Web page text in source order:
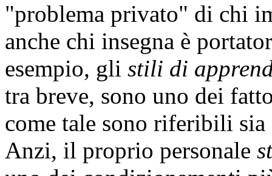
"problema privato" di chi
anche chi insegna è
esempio, gli stili di
tra breve, sono uno dei
come tale sono riferibili sia
Anzi, il proprio personale